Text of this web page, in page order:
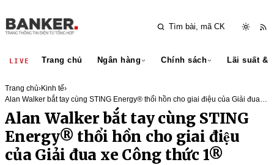
LIVE Trang chủ Ngân hàng Chính sách Lãi suất &
Trang chủ›Kinh tế›
Alan Walker bắt tay cùng STING Energy® thổi hồn cho giai điệu của Giải đua
xe Công thức 1®
Alan Walker bắt tay cùng STING
Energy® thổi hồn cho giai điệu
của Giải đua xe Công thức 1®